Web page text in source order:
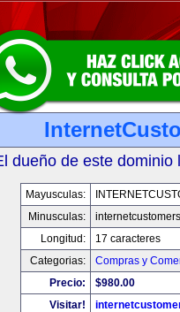
dueño de este dominio
Mayusculas:
Minusculas:
Longitud:
17 caracteres
Categorias:
Compras y
Precio:
$980.00
Visitar!